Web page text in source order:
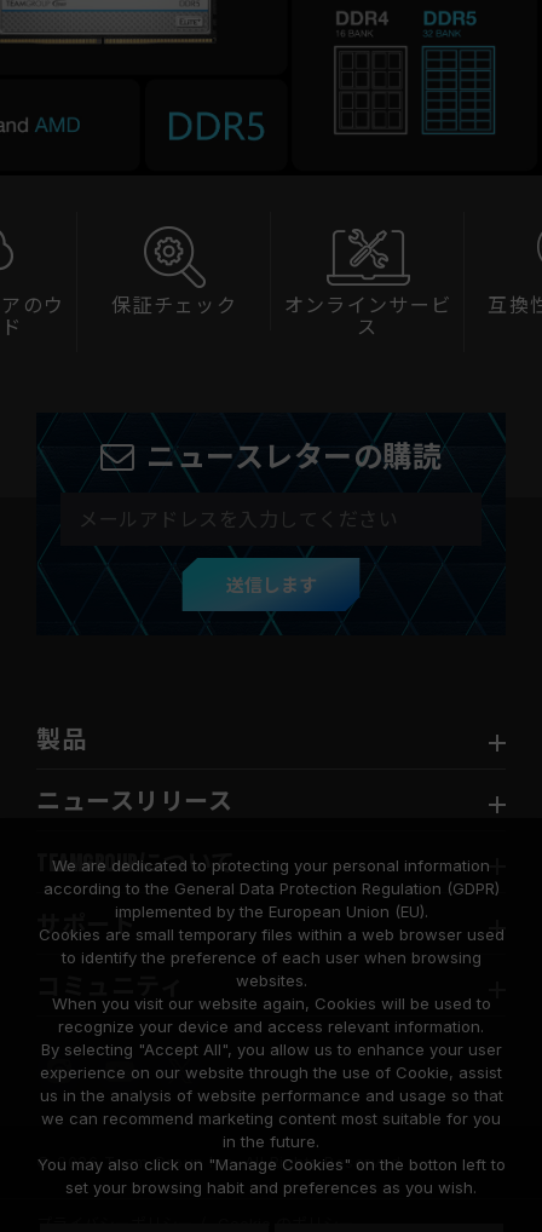
のウ
保証チェック
オンラインサービ
ス
互換
ニュースレターの購読
送信します
製品
ニュースリリース
TEAMGROUPについて
サポート
© 2026 Team Group Inc. All Rights Reserved.
We are dedicated to protecting your personal information
according to the General Data Protection Regulation (GDPR)
implemented by the European Union (EU).
Cookies are small temporary files within a web browser used
to identify the preference of each user when browsing
websites.
When you visit our website again, Cookies will be used to
recognize your device and access relevant information.
By selecting "Accept All", you allow us to enhance your user
experience on our website through the use of Cookie, assist
us in the analysis of website performance and usage so that
we can recommend marketing content most suitable for you
in the future.
You may also click on "Manage Cookies" on the botton left to
set your browsing habit and preferences as you wish.